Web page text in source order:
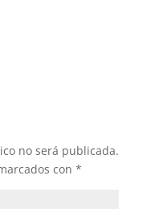
no será publicada.
con *